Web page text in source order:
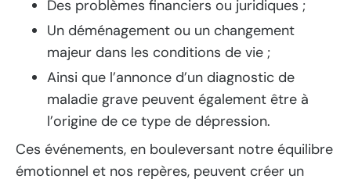
Des problèmes financiers ou juridiques ;
Un déménagement ou un changement
majeur dans les conditions de vie ;
Ainsi que l’annonce d’un diagnostic de
maladie grave peuvent également être à
l’origine de ce type de dépression.
Ces événements, en bouleversant notre équilibre
émotionnel et nos repères, peuvent créer un